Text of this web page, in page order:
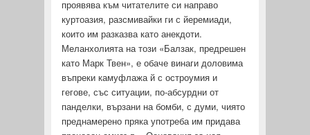
проявява към читателите си направо
куртоазия, разсмивайки ги с йеремиади,
които им разказва като анекдоти.
Меланхолията на този «Балзак, предрешен
като Марк Твен», е обаче винаги доловима
въпреки камуфлажа й с остроумия и
гегове, със ситуации, по-абсурдни от
панделки, вързани на бомби, с ду­ми, чиято
преднамерено пряка употреба им придава